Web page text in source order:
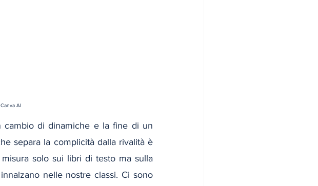
AI
cambio di dinamiche e la fine di un
separa la complicità dalla rivalità è
solo sui libri di testo ma sulla
nelle nostre classi. Ci sono